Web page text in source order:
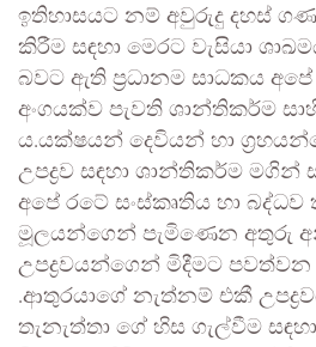
ඉතිහාසයට නම් අවුරුදු දහස්
කිරීම සඳහා මෙරට වැසියා
බවට ඇති ප්‍රධානම සාධකය අපේ
අංගයක්ව පැවති ශාන්තිකර්ම
ය.යක්ෂයන් දෙවියන් හා
උපද්‍රව සඳහා ශාන්තිකර්ම
අපේ රටේ සංස්කෘතිය හා බද්ධව
මූලයන්ගෙන් පැමිණෙන අතුරු
උපද්‍රවයන්ගෙන් මිදීමට
.ආතුරයාගේ නැත්නම් එකී
තැනැත්තා ගේ හිස ගැල්වීම